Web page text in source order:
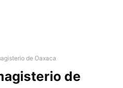
de Oaxaca
de